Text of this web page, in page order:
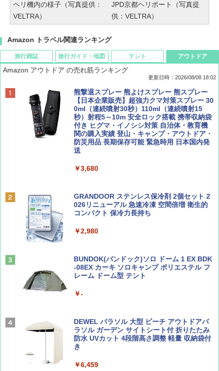
ヘリ機内の様子（写真提供：
VELTRA）
JPD京都ヘリポート（写真提
供：VELTRA）
Amazon トラベル関連ランキング
旅行雑誌
BE-PAL(ビ-パル) 2026年 9 月号【特別付録:
SOTO ミニマル"旅"財布 ランダム2種】
￥1,500
ディズニーファン ２０２６年 ９月号 [雑
山と溪谷 2026年8月号「南アルプス大全」
￥1,540
Coyote No.89 特集 星野道夫 夢見る旅
￥1,540
AIRLINE（エアライン）2026年9月号【特
集】ボーイング110周年を祝して！
￥1,760
旅行ガイド・地図
D40 地球の歩き方 チェンマイ タイ北部の魅
力的な町 2026～2027 地球の歩き方D アジア
￥2,079
地球の歩き方 スター・ウォーズ
￥2,695
A09 地球の歩き方 イタリア 2026～2027 地
A26 地球の歩き方 チェコ ポーランド スロヴ
パ
新しい日本地理 地図・統計・移動から読み
解く (講談社現代新書)
￥1,540
テント
[キャンパーズコレクション 山善] ポップアッ
プテント 傘みたいに広げて畳める パッとサ
ッとサンシェード キューブ フルクローズ メ
ッシュ 簡単設置 ワンタッチテント キャンプ
&ハイキング カーキ PATC-150(KH)
￥6,830
PYKES PEAK (パイクスピーク) 着替えテン
ーチ ピクニック ポップアップテント 携帯 簡
易 トイレテント (グレー)
テント ワンタッチ RENEW 幅200 2-3人用 43
500002(88859)
広げるだけ パッとサッとテント ブラックコ
ーティング フルクローズ メッシュ 3-4人用
簡単設置 ポップアップテント エクルベージ
ュ(BC仕様) PATC-150B(EB)
￥9,990
アウトドア
Amazon アウトドア の売れ筋ランキング
更新日時：2026/08/08 18:02
熊撃退スプレー 熊よけスプレー 熊スプレー
【日本企業販売】超強力クマ対策スプレー 30
0ml（連続噴射30秒）110ml（連続噴射15
秒）射程5～10m 安全ロック搭載 携帯収納袋
付き ヒグマ・イノシシ対策 自治体・教育機
関の購入実績 登山・キャンプ・アウトドア・
防災用品 長期保存可能 緊急時用 日本国内発
送
￥3,680
GRANDOOR ステンレス保冷剤 2個セット 2
026リニューアル 急速冷凍 空間倍増 衛生的
コンパクト 保冷力長持ち
￥2,980
BUNDOK(バンドック)ソロ ドーム 1 EX BDK
-08EX カーキ ソロキャンプ ポリエステル フ
レーム ドーム型 テント
￥-
DEWEL パラソル 大型 ビーチ アウトドアパ
ラソル ガーデン サイトシート付 折りたたみ
防水 UVカット 4段階高さ調整 軽量 収納袋付
き
￥6,459